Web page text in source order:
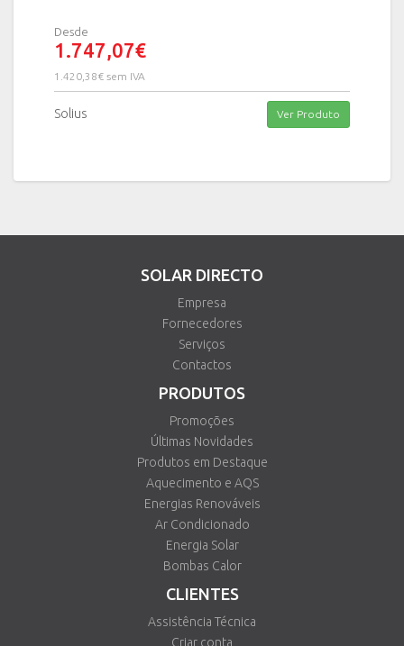
Desde
1.747,07€
1.420,38€ sem IVA
Solius Ver Produto
SOLAR DIRECTO
Empresa
Fornecedores
Serviços
Contactos
PRODUTOS
Promoções
Últimas Novidades
Produtos em Destaque
Aquecimento e AQS
Energias Renováveis
Ar Condicionado
Energia Solar
Bombas Calor
CLIENTES
Assistência Técnica
Criar conta